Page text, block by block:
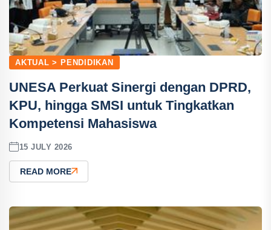
AKTUAL > PENDIDIKAN
UNESA Perkuat Sinergi dengan DPRD,
KPU, hingga SMSI untuk Tingkatkan
Kompetensi Mahasiswa
15 JULY 2026
READ MORE